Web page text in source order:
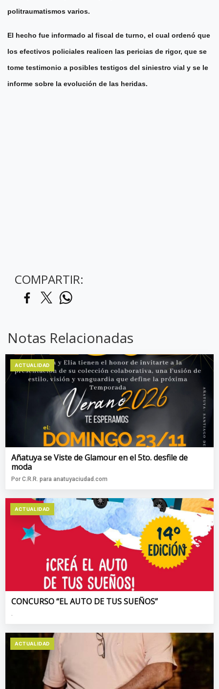
politraumatismos varios.
El hecho fue informado al fiscal de turno, el cual ordenó que
los efectivos policiales realicen las pericias de rigor, que se
tome testimonio a posibles testigos del siniestro vial y se le
informe sobre la evolución de las heridas.
COMPARTIR:
Notas Relacionadas
ACTUALIDAD
Añatuya se Viste de Glamour en el 5to. desfile de
moda
Por C.R.R. para anatuyaciudad.com
ACTUALIDAD
CONCURSO “EL AUTO DE TUS SUEÑOS”
.
ACTUALIDAD